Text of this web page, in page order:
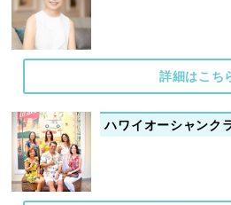
詳細はこち
ハワイオーシャンク